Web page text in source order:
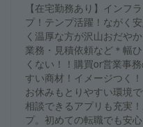
【在宅勤務あり】インフ
プ！テンプ活躍！ながく
く温厚な方が沢山おだや
業務・見積依頼など＊幅
くない！！購買or営業事
すい商材！イメージつく！
お休みもとりやすい環境
相談できるアプリも充実
プ。初めての転職でも安